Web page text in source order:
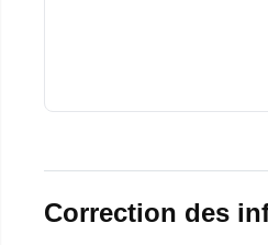
Correction des